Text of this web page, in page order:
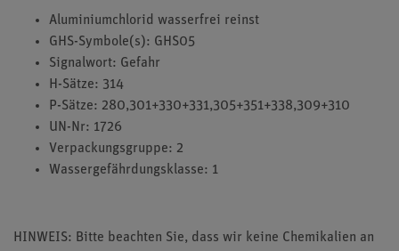
Aluminiumchlorid wasserfrei reinst
GHS-Symbole(s): GHS05
Signalwort: Gefahr
H-Sätze: 314
P-Sätze: 280,301+330+331,305+351+338,309+310
UN-Nr: 1726
Verpackungsgruppe: 2
Wassergefährdungsklasse: 1
HINWEIS: Bitte beachten Sie, dass wir keine Chemikalien an